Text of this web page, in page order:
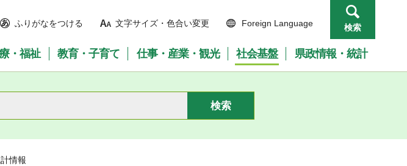
ふりがなをつける 文字サイズ・色合い変更 Foreign Language 検索
・福祉 教育・子育て 仕事・産業・観光 社会基盤 県政情報・統計
情報